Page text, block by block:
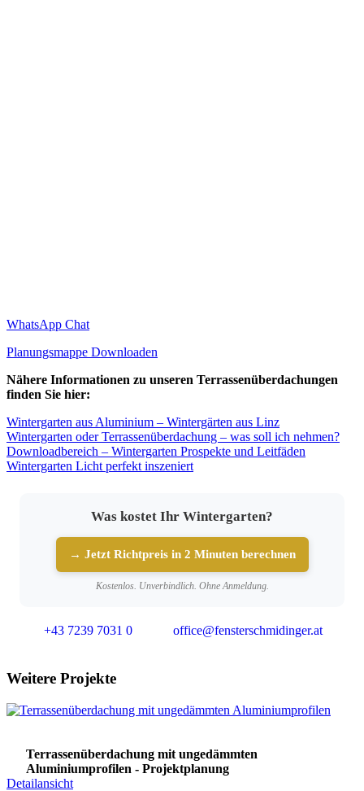
WhatsApp Chat
Planungsmappe Downloaden
Nähere Informationen zu unseren Terrassenüberdachungen
finden Sie hier:
Wintergarten aus Aluminium – Wintergärten aus Linz
Wintergarten oder Terrassenüberdachung – was soll ich nehmen?
Downloadbereich – Wintergarten Prospekte und Leitfäden
Wintergarten Licht perfekt inszeniert
Was kostet Ihr Wintergarten?
→ Jetzt Richtpreis in 2 Minuten berechnen
Kostenlos. Unverbindlich. Ohne Anmeldung.
+43 7239 7031 0 office@fensterschmidinger.at
Weitere Projekte
Terrassenüberdachung mit ungedämmten
Aluminiumprofilen - Projektplanung
Detailansicht